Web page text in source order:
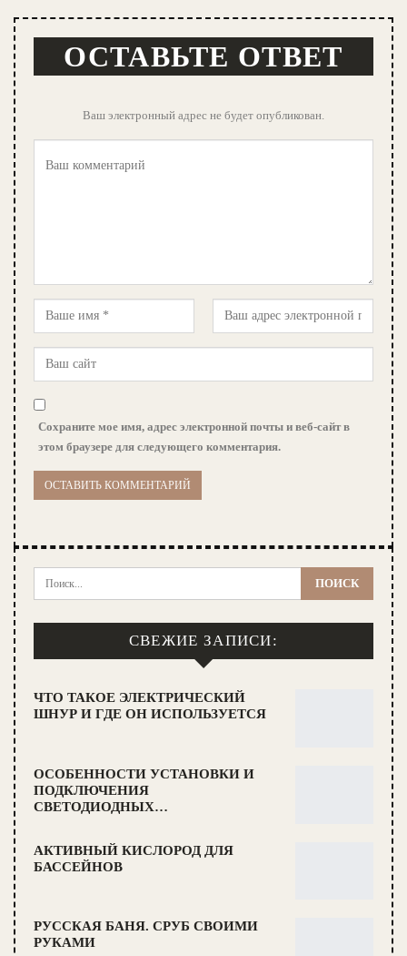
ОСТАВЬТЕ ОТВЕТ
Ваш электронный адрес не будет опубликован.
Сохраните мое имя, адрес электронной почты и веб-сайт в
этом браузере для следующего комментария.
СВЕЖИЕ ЗАПИСИ:
ЧТО ТАКОЕ ЭЛЕКТРИЧЕСКИЙ
ШНУР И ГДЕ ОН ИСПОЛЬЗУЕТСЯ
ОСОБЕННОСТИ УСТАНОВКИ И
ПОДКЛЮЧЕНИЯ
СВЕТОДИОДНЫХ…
АКТИВНЫЙ КИСЛОРОД ДЛЯ
БАССЕЙНОВ
РУССКАЯ БАНЯ. СРУБ СВОИМИ
РУКАМИ